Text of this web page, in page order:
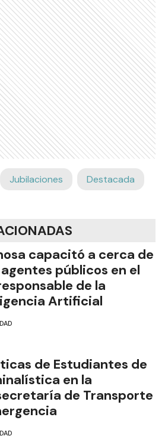
Jubilaciones Destacada
capacitó a cerca de
públicos en el
de la
Artificial
de Estudiantes de
en la
de Transporte